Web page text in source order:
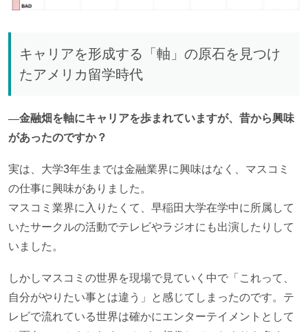
キャリアを形成する「軸」の原石を見つけ
たアメリカ留学時代
―金融畑を軸にキャリアを歩まれていますが、昔から興味
があったのですか？
実は、大学3年生までは金融業界に興味はなく、マスコミ
の仕事に興味がありました。
マスコミ業界に入りたくて、早稲田大学在学中に所属して
いたサークルの活動でテレビやラジオにも出演したりして
いました。
しかしマスコミの世界を現場で見ていく中で「これって、
自分がやりたい事とは違う」と感じてしまったのです。テ
レビで流れている世界は確かにエンターテイメントとして